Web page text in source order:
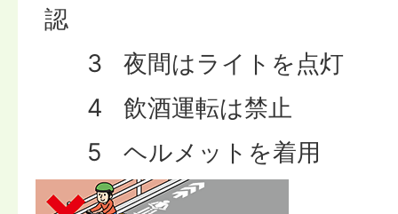
認
3 夜間はライトを点灯
4 飲酒運転は禁止
5 ヘルメットを着用